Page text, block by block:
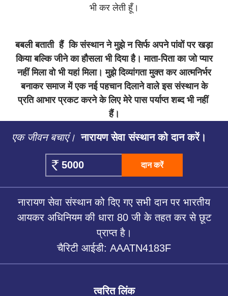
भी कर लेती हूँ।
बबली बताती हैं कि संस्थान ने मुझे न सिर्फ अपने पांवों पर खड़ा
किया बल्कि जीने का हौसला भी दिया है। माता-पिता का जो प्यार
नहीं मिला वो भी यहां मिला। मुझे दिव्यांगता मुक्त कर आत्मनिर्भर
बनाकर समाज में एक नई पहचान दिलाने वाले इस संस्थान के
प्रति आभार प्रकट करने के लिए मेरे पास पर्याप्त शब्द भी नहीं
हैं।
एक जीवन बचाएं। नारायण सेवा संस्थान को दान करें।
दान करें
नारायण सेवा संस्थान को दिए गए सभी दान पर भारतीय
आयकर अधिनियम की धारा 80 जी के तहत कर से छूट
प्राप्त है।
चैरिटी आईडी: AAATN4183F
त्वरित लिंक